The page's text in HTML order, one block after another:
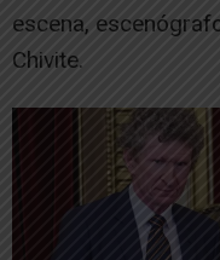
escena,
Chivite.